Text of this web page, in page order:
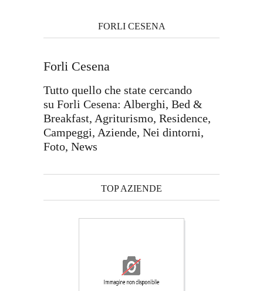
FORLI CESENA
Forli Cesena
Tutto quello che state cercando
su Forli Cesena: Alberghi, Bed &
Breakfast, Agriturismo, Residence,
Campeggi, Aziende, Nei dintorni,
Foto, News
TOP AZIENDE